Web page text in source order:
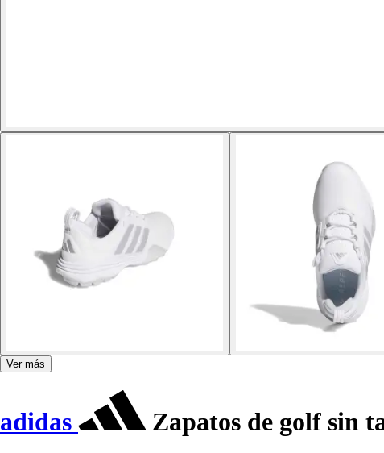
Ver más
adidas Zapatos de golf sin